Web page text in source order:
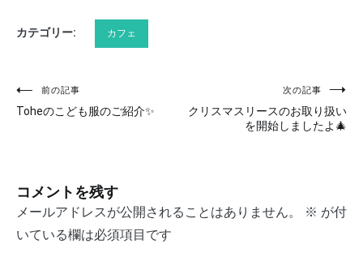
カテゴリー: カフェ
投
ビ
ゲ
ー
前の記事
Toheのこども服のご紹介✨
次の記事
クリスマスリースのお取り扱い
を開始しましたよ🎄
コメントを残す
メールアドレスが公開されることはありません。 ※ が付
いている欄は必須項目です